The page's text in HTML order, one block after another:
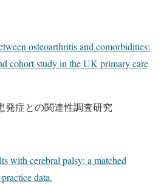
osteoarthritis and comorbidities:
cohort study in the UK primary care
発症との関連性調査研究
with cerebral palsy: a matched
data.